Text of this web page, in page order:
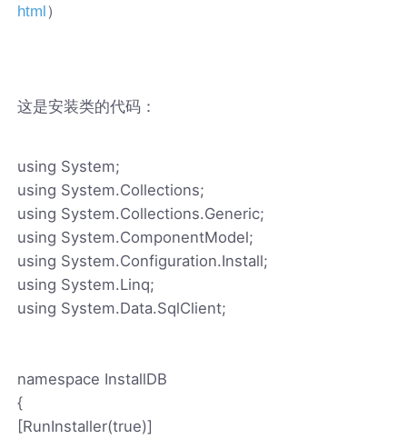
html）
这是安装类的代码：
using System;
using System.Collections;
using System.Collections.Generic;
using System.ComponentModel;
using System.Configuration.Install;
using System.Linq;
using System.Data.SqlClient;
namespace InstallDB
{
[RunInstaller(true)]